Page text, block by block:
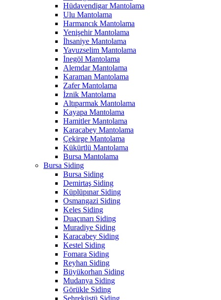
Hüdavendigar Mantolama
Ulu Mantolama
Harmancık Mantolama
Yenişehir Mantolama
İhsaniye Mantolama
Yavuzselim Mantolama
İnegöl Mantolama
Alemdar Mantolama
Karaman Mantolama
Zafer Mantolama
İznik Mantolama
Altıparmak Mantolama
Kayapa Mantolama
Hamitler Mantolama
Karacabey Mantolama
Çekirge Mantolama
Kükürtlü Mantolama
Bursa Mantolama
Bursa Siding
Bursa Siding
Demirtaş Siding
Küplüpınar Siding
Osmangazi Siding
Keles Siding
Duaçınarı Siding
Muradiye Siding
Karacabey Siding
Kestel Siding
Fomara Siding
Reyhan Siding
Büyükorhan Siding
Mudanya Siding
Görükle Siding